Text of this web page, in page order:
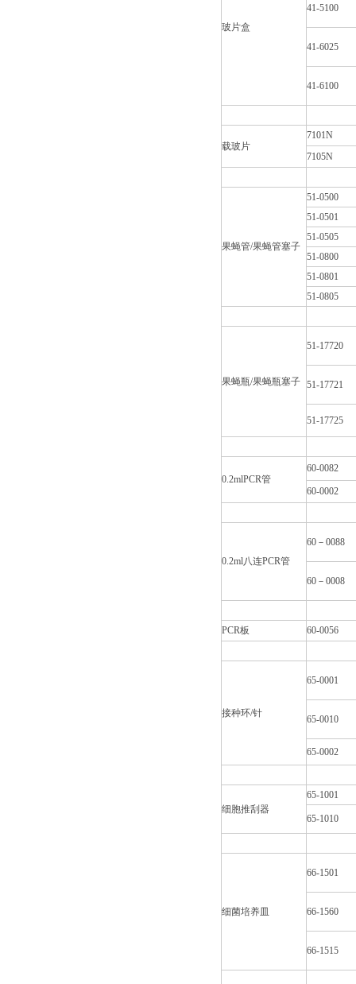
玻片盒
41-5100
41-6025
41-6100
载玻片
7101N
7105N
果蝇管/果蝇管塞子
51-0500
51-0501
51-0505
51-0800
51-0801
51-0805
果蝇瓶/果蝇瓶塞子
51-17720
51-17721
51-17725
0.2mlPCR管
60-0082
60-0002
0.2ml八连PCR管
60－0088
60－0008
PCR板 60-0056
接种环/针
65-0001
65-0010
65-0002
细胞推刮器
65-1001
65-1010
细菌培养皿
66-1501
66-1560
66-1515